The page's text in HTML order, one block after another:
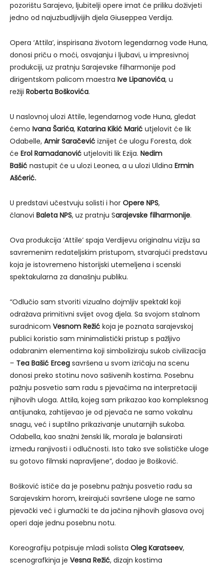
pozorištu Sarajevo, ljubitelji opere imat će priliku doživjeti
jedno od najuzbudljivijih djela Giuseppea Verdija.
Opera ‘Attila’, inspirisana životom legendarnog vođe Huna,
donosi priču o moći, osvajanju i ljubavi, u impresivnoj
produkciji, uz pratnju Sarajevske filharmonije pod
dirigentskom palicom maestra Ive Lipanovića, u
režiji Roberta Boškovića.
U naslovnoj ulozi Attile, legendarnog vođe Huna, gledat
ćemo Ivana Šarića, Katarina Kikić Marić utjelovit će lik
Odabelle, Amir Saračević iznijet će ulogu Foresta, dok
će Erol Ramadanović utjeloviti lik Ezija. Nedim
Bašić nastupit će u ulozi Leonea, a u ulozi Uldina Ermin
Ašćerić.
U predstavi učestvuju solisti i hor Opere NPS,
članovi Baleta NPS, uz pratnju Sarajevske filharmonije.
Ova produkcija ‘Attile’ spaja Verdijevu originalnu viziju sa
savremenim redateljskim pristupom, stvarajući predstavu
koja je istovremeno historijski utemeljena i scenski
spektakularna za današnju publiku.
“Odlučio sam stvoriti vizualno dojmljiv spektakl koji
odražava primitivni svijet ovog djela. Sa svojom stalnom
suradnicom Vesnom Režić koja je poznata sarajevskoj
publici koristio sam minimalistički pristup s pažljivo
odabranim elementima koji simboliziraju sukob civilizacija
– Tea Bašić Erceg savršena u svom izričaju na scenu
donosi preko stotinu novo sašivenih kostima. Posebnu
pažnju posvetio sam radu s pjevačima na interpretaciji
njihovih uloga. Attila, kojeg sam prikazao kao kompleksnog
antijunaka, zahtijevao je od pjevača ne samo vokalnu
snagu, već i suptilno prikazivanje unutarnjih sukoba.
Odabella, kao snažni ženski lik, morala je balansirati
između ranjivosti i odlučnosti. Isto tako sve solističke uloge
su gotovo filmski napravljene”, dodao je Bošković.
Bošković ističe da je posebnu pažnju posvetio radu sa
Sarajevskim horom, kreirajući savršene uloge ne samo
pjevački već i glumački te da jačina njihovih glasova ovoj
operi daje jednu posebnu notu.
Koreografiju potpisuje mladi solista Oleg Karatseev,
scenografkinja je Vesna Režić, dizajn kostima